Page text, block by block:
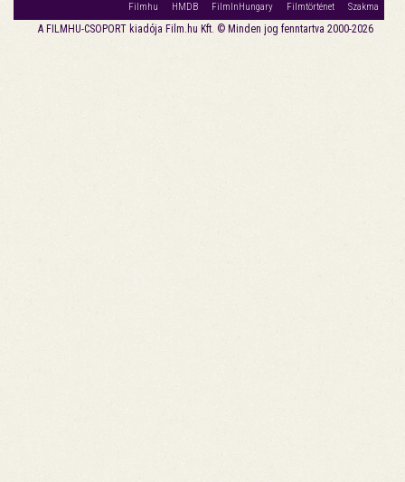
Filmhu HMDB FilmInHungary Filmtörténet Szakma
A FILMHU-CSOPORT kiadója Film.hu Kft. © Minden jog fenntartva 2000-2026